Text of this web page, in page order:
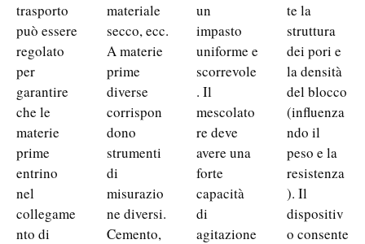
trasporto
può essere
regolato
per
garantire
che le
materie
prime
entrino
nel
collegame
nto di
materiale
secco, ecc.
A materie
prime
diverse
corrispon
dono
strumenti
di
misurazio
ne diversi.
Cemento,
un
impasto
uniforme e
scorrevole
. Il
mescolato
re deve
avere una
forte
capacità
di
agitazione
te la
struttura
dei pori e
la densità
del blocco
(influenza
ndo il
peso e la
resistenza
). Il
dispositiv
o consente